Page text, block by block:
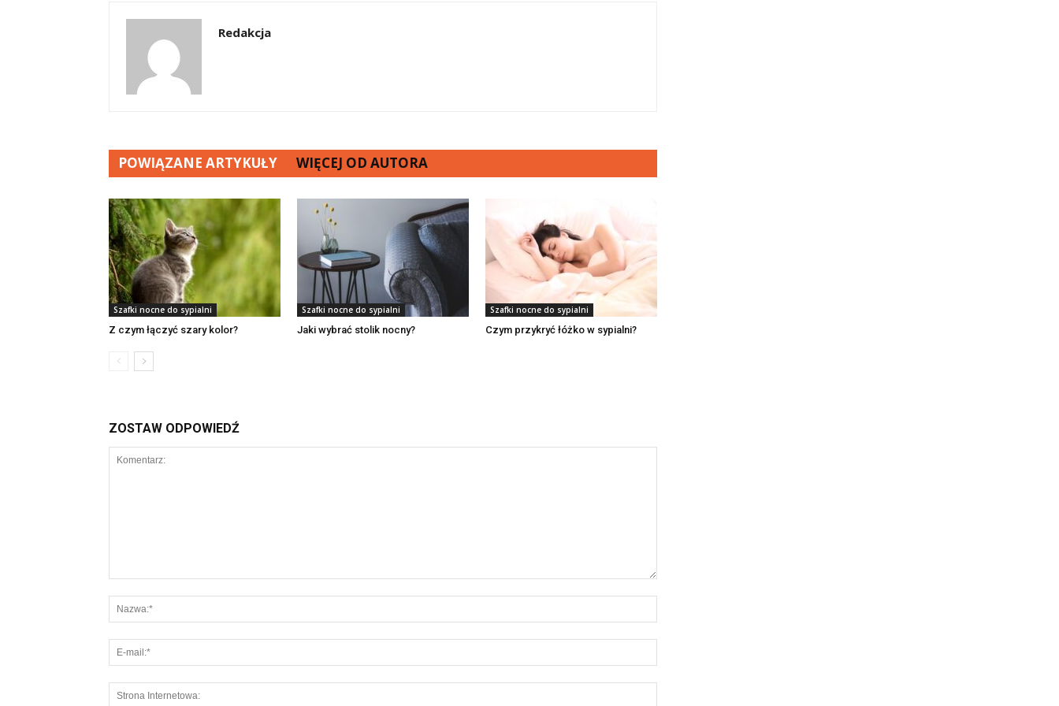
Redakcja
POWIĄZANE ARTYKUŁY WIĘCEJ OD AUTORA
Szafki nocne do sypialni
Z czym łączyć szary kolor?
Szafki nocne do sypialni
Jaki wybrać stolik nocny?
Szafki nocne do sypialni
Czym przykryć łóżko w sypialni?
ZOSTAW ODPOWIEDŹ